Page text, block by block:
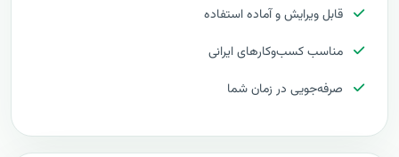
قابل ویرایش و آماده استفاده
مناسب کسب‌وکارهای ایرانی
صرفه‌جویی در زمان شما